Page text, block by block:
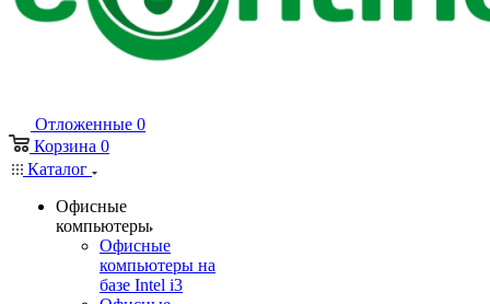
Отложенные 0
Корзина 0
Каталог
Офисные
компьютеры
Офисные
компьютеры на
базе Intel i3